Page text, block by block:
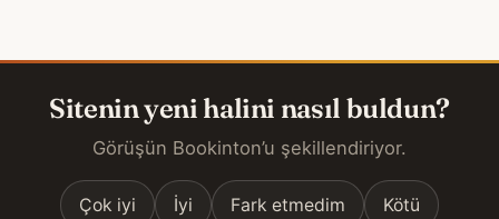
Sitenin yeni halini nasıl buldun?
Görüşün Bookinton’u şekillendiriyor.
Çok iyi İyi Fark etmedim Kötü